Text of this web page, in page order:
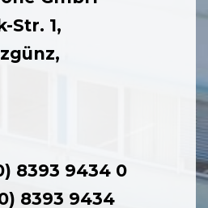
GmbH
Str. 1,
8393 9434 0